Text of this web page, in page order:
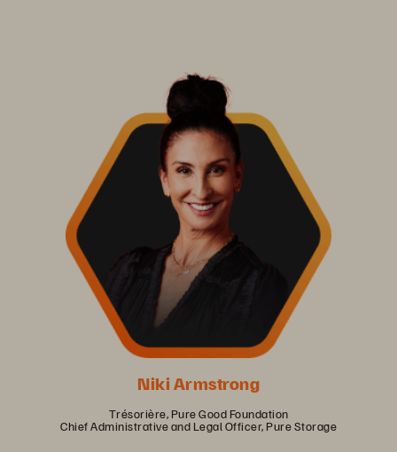
Niki Armstrong
Trésorière, Pure Good Foundation
Chief Administrative and Legal Officer, Pure Storage